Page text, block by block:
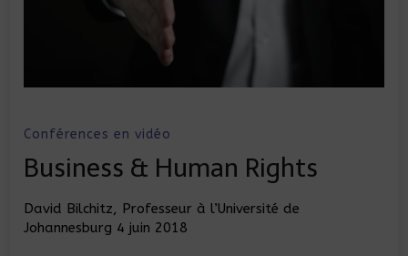
Conférences en vidéo
Business & Human Rights
David Bilchitz, Professeur à l’Université de
Johannesburg 4 juin 2018